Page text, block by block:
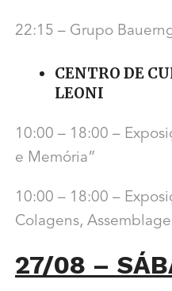
22:15 – Grupo
CENTRO DE
LEONI
10:00 – 18:00 –
e Memória”
10:00 – 18:00 –
Colagens,
27/08 –